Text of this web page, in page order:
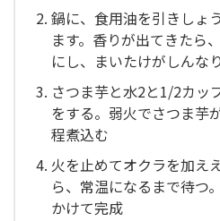
鍋に、食用油を引きしょ
ます。香りが出てきたら
にし、まいたけがしんな
さつま芋と水2と1/2カッ
をする。弱火でさつま芋
程煮込む
火を止めてオクラを加え
ら、常温になるまで待つ
かけて完成